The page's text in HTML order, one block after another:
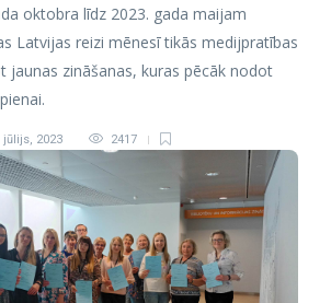
oktobra līdz 2023. gada maijam
Latvijas reizi mēnesī tikās medijpratības
jaunas zināšanas, kuras pēcāk nodot
jūlijs, 2023 2417